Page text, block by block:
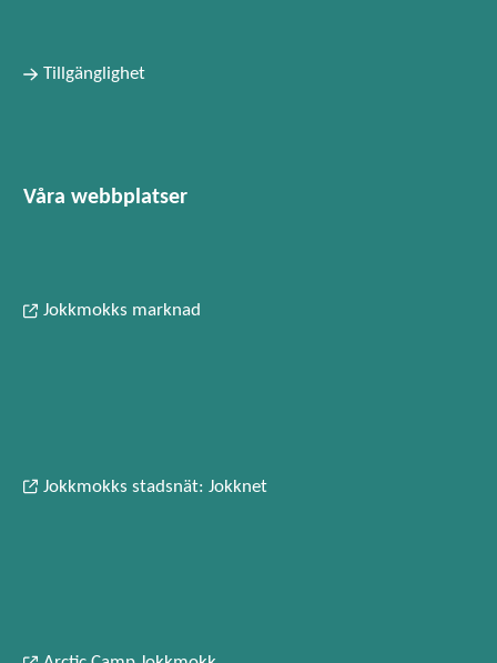
Tillgänglighet
Våra webbplatser
Jokkmokks marknad
Jokkmokks stadsnät: Jokknet